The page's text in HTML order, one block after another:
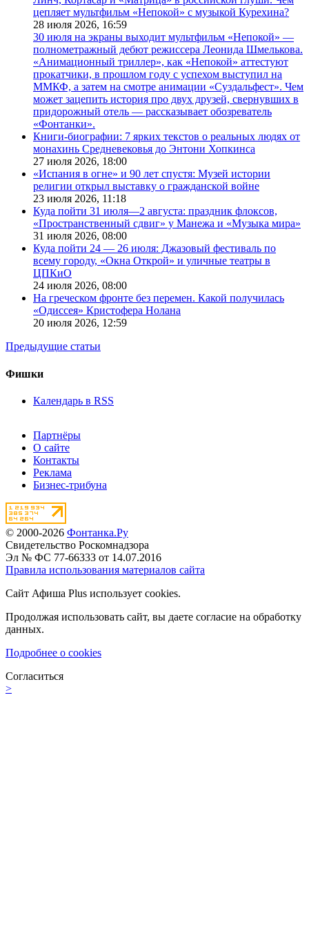
цепляет мультфильм «Непокой» с музыкой Курехина?
28 июля 2026, 16:59
30 июля на экраны выходит мультфильм «Непокой» —
полнометражный дебют режиссера Леонида Шмелькова.
«Анимационный триллер», как «Непокой» аттестуют
прокатчики, в прошлом году с успехом выступил на
ММКФ, а затем на смотре анимации «Суздальфест». Чем
может зацепить история про двух друзей, свернувших в
придорожный отель — рассказывает обозреватель
«Фонтанки».
Книги-биографии: 7 ярких текстов о реальных людях от
монахинь Средневековья до Энтони Хопкинса
27 июля 2026, 18:00
«Испания в огне» и 90 лет спустя: Музей истории
религии открыл выставку о гражданской войне
23 июля 2026, 11:18
Куда пойти 31 июля—2 августа: праздник флоксов,
«Пространственный сдвиг» у Манежа и «Музыка мира»
31 июля 2026, 08:00
Куда пойти 24 — 26 июля: Джазовый фестиваль по
всему городу, «Окна Открой» и уличные театры в
ЦПКиО
24 июля 2026, 08:00
На греческом фронте без перемен. Какой получилась
«Одиссея» Кристофера Нолана
20 июля 2026, 12:59
Предыдущие статьи
Фишки
Календарь в RSS
Партнёры
О сайте
Контакты
Реклама
Бизнес-трибуна
© 2000-2026 Фонтанка.Ру
Свидетельство Роскомнадзора
Эл № ФС 77-66333 от 14.07.2016
Правила использования материалов сайта
Сайт Афиша Plus использует cookies.
Продолжая использовать сайт, вы даете согласие на обработку
данных.
Подробнее о cookies
Согласиться
>